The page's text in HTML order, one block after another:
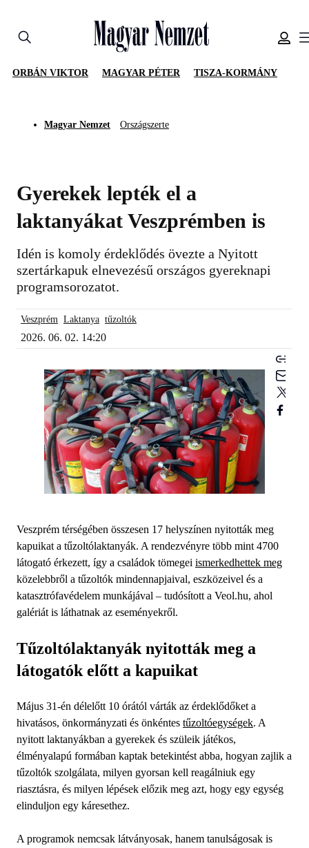
ORBÁN VIKTOR MAGYAR PÉTER TISZA-KORMÁNY
Magyar Nemzet Országszerte
Gyerekek lepték el a
laktanyákat Veszprémben is
Idén is komoly érdeklődés övezte a Nyitott
szertárkapuk elnevezésű országos gyereknapi
programsorozatot.
Veszprém Laktanya tűzoltók
2026. 06. 02. 14:20
Veszprém térségében összesen 17 helyszínen nyitották meg
kapuikat a tűzoltólaktanyák. A rendezvényre több mint 4700
látogató érkezett, így a családok tömegei ismerkedhettek meg
közelebbről a tűzoltók mindennapjaival, eszközeivel és a
katasztrófavédelem munkájával – tudósított a Veol.hu, ahol
galériát is láthatnak az eseményekről.
Tűzoltólaktanyák nyitották meg a
látogatók előtt a kapuikat
Május 31-én délelőtt 10 órától várták az érdeklődőket a
hivatásos, önkormányzati és önkéntes tűzoltóegységek. A
nyitott laktanyákban a gyerekek és szüleik játékos,
élményalapú formában kaptak betekintést abba, hogyan zajlik a
tűzoltók szolgálata, milyen gyorsan kell reagálniuk egy
riasztásra, és milyen lépések előzik meg azt, hogy egy egység
elinduljon egy káresethez.
A programok nemcsak látványosak, hanem tanulságosak is